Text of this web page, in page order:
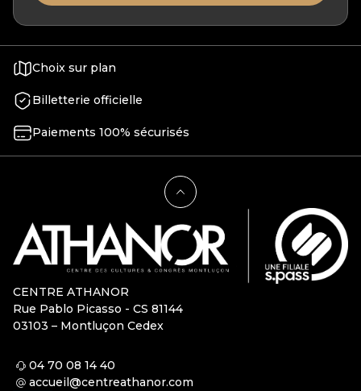
Choix sur plan
Billetterie officielle
Paiements 100% sécurisés
CENTRE ATHANOR
Rue Pablo Picasso - CS 81144
03103 – Montluçon Cedex
04 70 08 14 40
accueil@centreathanor.com